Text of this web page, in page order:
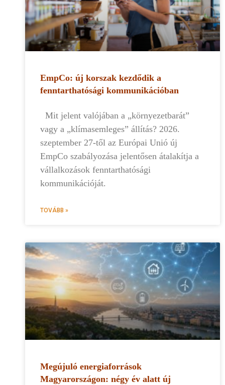
EmpCo: új korszak kezdődik a
fenntarthatósági kommunikációban
Mit jelent valójában a „környezetbarát”
vagy a „klímasemleges” állítás? 2026.
szeptember 27-től az Európai Unió új
EmpCo szabályozása jelentősen átalakítja a
vállalkozások fenntarthatósági
kommunikációját.
TOVÁBB »
Megújuló energiaforrások
Magyarországon: négy év alatt új